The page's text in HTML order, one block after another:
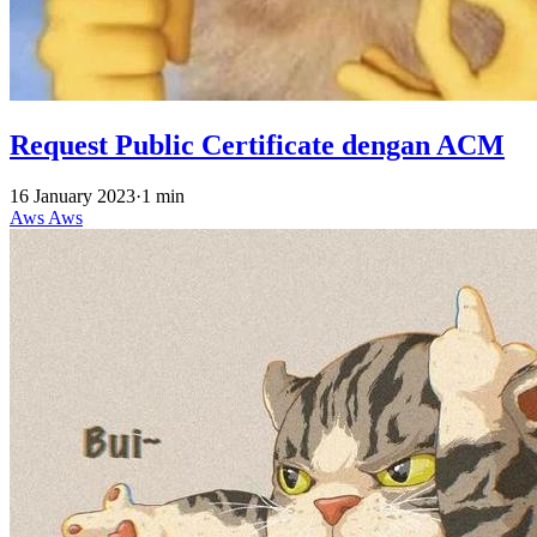
Request Public Certificate dengan ACM
16 January 2023·1 min
Aws Aws